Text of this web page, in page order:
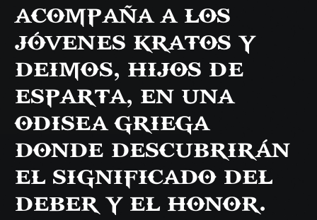
ACOMPAÑA A LOS
JÓVENES KRATOS Y
DEIMOS, HIJOS DE
ESPARTA, EN UNA
ODISEA GRIEGA
DONDE DESCUBRIRÁN
EL SIGNIFICADO DEL
DEBER Y EL HONOR.